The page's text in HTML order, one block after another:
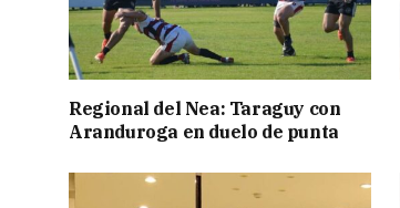
Regional del Nea: Taraguy con
Aranduroga en duelo de punta